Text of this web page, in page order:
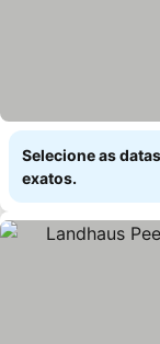
Selecione as
exatos.